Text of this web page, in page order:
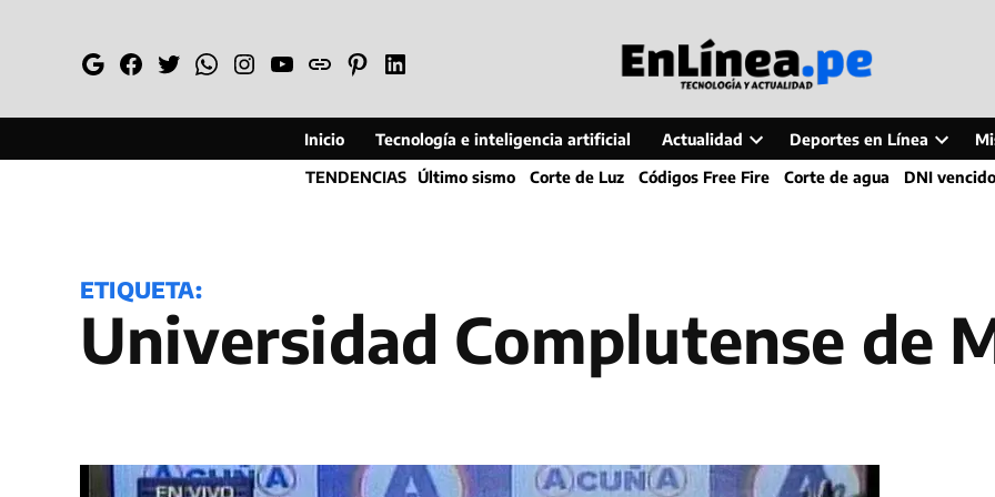
GoogleFacebook
TwitterWhatsapp
Instagram
YouTube
WebPinterestLinkedin
Inicio Tecnología e inteligencia artificial Actualidad
Open
dropdown
Deportes en Línea
Open
dropdown
TENDENCIAS Último sismo Corte de Luz Códigos Free Fire Corte de agua DNI vencido
ETIQUETA:
universidad Complutense de